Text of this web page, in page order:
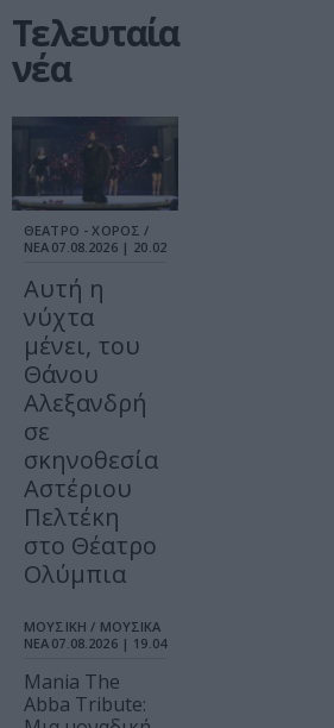
Τελευταία
νέα
ΘΕΑΤΡΟ - ΧΟΡΟΣ /
ΝΕΑ 07.08.2026 | 20.02
Αυτή η
νύχτα
μένει, του
Θάνου
Αλεξανδρή
σε
σκηνοθεσία
Αστέριου
Πελτέκη
στο Θέατρο
Ολύμπια
ΜΟΥΣΙΚΗ / ΜΟΥΣΙΚΑ
ΝΕΑ 07.08.2026 | 19.04
Mania The
Abba Tribute: